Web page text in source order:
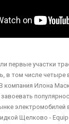
первые участки
в том числе четыре
компания Илона
электромобилей
Щелково -